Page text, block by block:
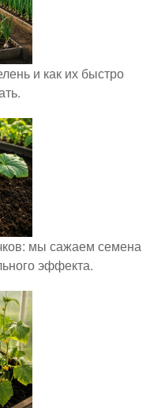
и как их быстро
мы сажаем семена
эффекта.